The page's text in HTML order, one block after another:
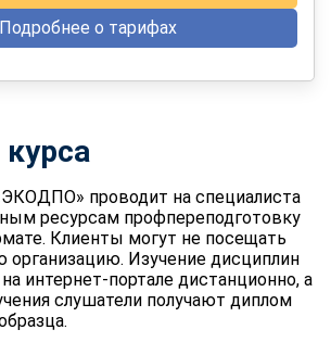
Подробнее о тарифах
проводит на специалиста
ресурсам профпереподготовку
Клиенты могут не посещать
организацию. Изучение дисциплин
интернет-портале дистанционно, а
слушатели получают диплом